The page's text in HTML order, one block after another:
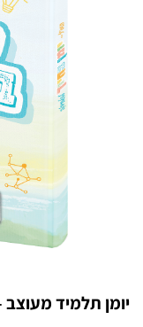
יומן תלמיד מעוצב